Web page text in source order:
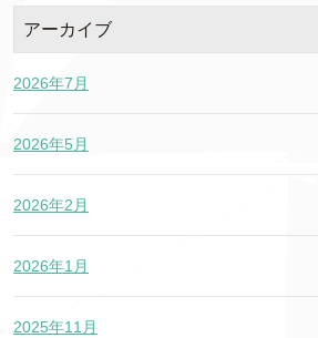
アーカイブ
2026年7月
2026年5月
2026年2月
2026年1月
2025年11月